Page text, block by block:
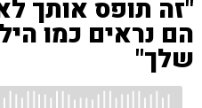
"זה תופס אותך
הם נראים כמו
שלך"